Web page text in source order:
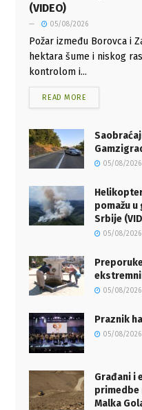
(VIDEO)
05/08/2026
Požar između Borovca i
hektara šume i niskog
kontrolom i...
READ MORE
05/08/2026
pomažu
Srbije
05/08/2026
05/08/2026
Praznik
05/08/2026
Građani i
primedbe
Malka